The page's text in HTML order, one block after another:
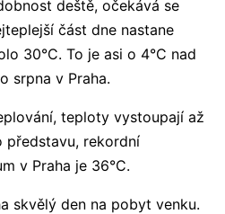
deště, očekává se
část dne nastane
30°C. To je asi o 4°C nad
srpna v Praha.
teploty vystoupají až
představu, rekordní
v Praha je 36°C.
skvělý den na pobyt venku.